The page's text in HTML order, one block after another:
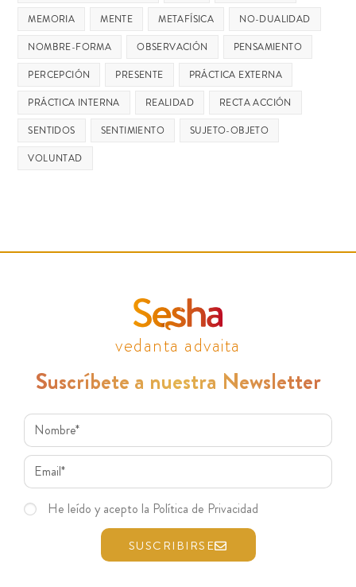
MEMORIA
MENTE METAFÍSICA
NO-DUALIDAD
NOMBRE-FORMA
OBSERVACIÓN
PENSAMIENTO
PERCEPCIÓN
PRESENTE
PRÁCTICA EXTERNA
PRÁCTICA INTERNA
REALIDAD
RECTA ACCIÓN
SENTIDOS
SENTIMIENTO
SUJETO-OBJETO
VOLUNTAD
vedanta advaita
Suscríbete a nuestra Newsletter
He leído y acepto la Política de Privacidad
SUSCRIBIRSE